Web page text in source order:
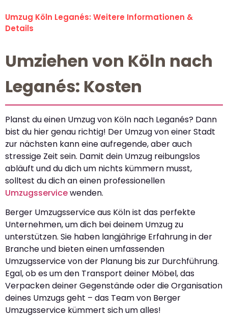
Umzug Köln Leganés: Weitere Informationen &
Details
Umziehen von Köln nach
Leganés: Kosten
Planst du einen Umzug von Köln nach Leganés? Dann
bist du hier genau richtig! Der Umzug von einer Stadt
zur nächsten kann eine aufregende, aber auch
stressige Zeit sein. Damit dein Umzug reibungslos
abläuft und du dich um nichts kümmern musst,
solltest du dich an einen professionellen
Umzugsservicewenden.
Berger Umzugsservice aus Köln ist das perfekte
Unternehmen, um dich bei deinem Umzug zu
unterstützen. Sie haben langjährige Erfahrung in der
Branche und bieten einen umfassenden
Umzugsservice von der Planung bis zur Durchführung.
Egal, ob es um den Transport deiner Möbel, das
Verpacken deiner Gegenstände oder die Organisation
deines Umzugs geht – das Team von Berger
Umzugsservice kümmert sich um alles!